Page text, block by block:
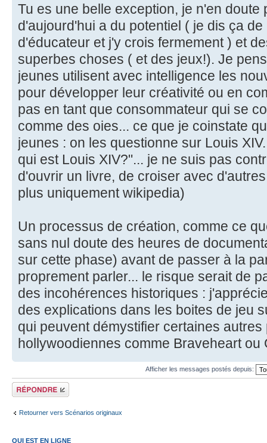
Tu es une belle exception, je n'en doute
d'aujourd'hui a du potentiel ( je dis ça
d'éducateur et j'y crois fermement ) et
superbes choses ( et des jeux!). Je
jeunes utilisent avec intelligence les
pour développer leur créativité ou en
pas en tant que consommateur qui se
comme des oies... ce que je coinstate
jeunes : on les questionne sur Louis
qui est Louis XIV?"... je ne suis pas
d'ouvrir un livre, de croiser avec
plus uniquement wikipedia)
Un processus de création, comme ce
sans nul doute des heures de
sur cette phase) avant de passer à la
proprement parler... le risque serait de
des incohérences historiques :
des explications dans les boites de jeu
qui peuvent démystifier certaines
hollywoodiennes comme Braveheart ou
Afficher les messages postés depuis:
Répondre
Retourner vers Scénarios originaux
QUI EST EN LIGNE